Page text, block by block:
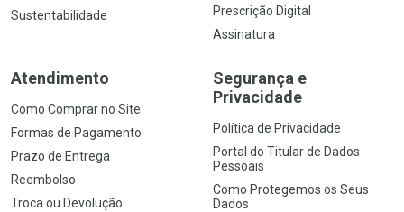
Sustentabilidade
Prescrição Digital
Assinatura
Atendimento
Como Comprar no Site
Formas de Pagamento
Prazo de Entrega
Reembolso
Troca ou Devolução
Segurança e
Privacidade
Política de Privacidade
Portal do Titular de Dados
Pessoais
Como Protegemos os Seus
Dados